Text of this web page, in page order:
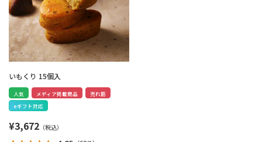
いもくり 15個入
人気 メディア掲載商品
売れ筋
eギフト対応
¥3,672